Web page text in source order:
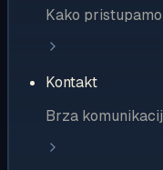
Kako
Kontakt
Brza